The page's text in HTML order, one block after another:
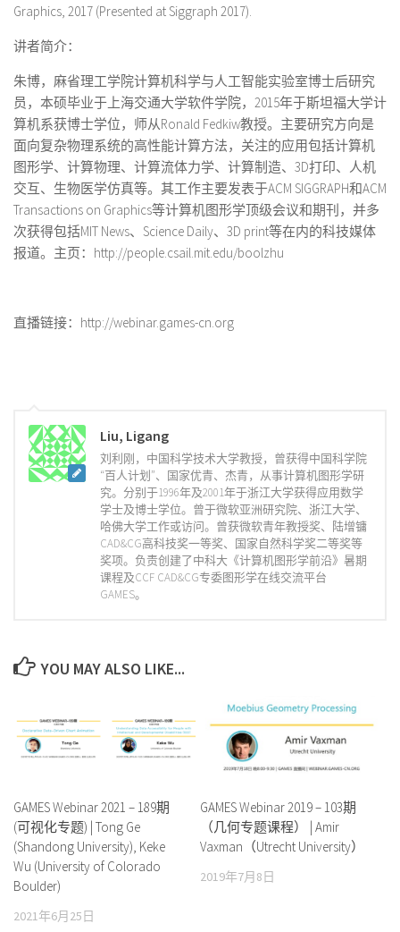
Graphics, 2017 (Presented at Siggraph 2017).
讲者简介：
朱博，麻省理工学院计算机科学与人工智能实验室博士后研究
员，本硕毕业于上海交通大学软件学院，2015年于斯坦福大学计
算机系获博士学位，师从Ronald Fedkiw教授。主要研究方向是
面向复杂物理系统的高性能计算方法，关注的应用包括计算机
图形学、计算物理、计算流体力学、计算制造、3D打印、人机
交互、生物医学仿真等。其工作主要发表于ACM SIGGRAPH和ACM
Transactions on Graphics等计算机图形学顶级会议和期刊，并多
次获得包括MIT News、Science Daily、3D print等在内的科技媒体
报道。主页：http://people.csail.mit.edu/boolzhu
直播链接： http://webinar.games-cn.org
Liu, Ligang
刘利刚，中国科学技术大学教授，曾获得中国科学院
“百人计划”、国家优青、杰青，从事计算机图形学研
究。分别于1996年及2001年于浙江大学获得应用数学
学士及博士学位。曾于微软亚洲研究院、浙江大学、
哈佛大学工作或访问。曾获微软青年教授奖、陆增镛
CAD&CG高科技奖一等奖、国家自然科学奖二等奖等
奖项。负责创建了中科大《计算机图形学前沿》暑期
课程及CCF CAD&CG专委图形学在线交流平台
GAMES。
YOU MAY ALSO LIKE...
GAMES Webinar 2021 – 189期
(可视化专题) | Tong Ge
(Shandong University), Keke
Wu (University of Colorado
Boulder)
2021年6月25日
GAMES Webinar 2019 – 103期
（几何专题课程） | Amir
Vaxman（Utrecht University）
2019年7月8日